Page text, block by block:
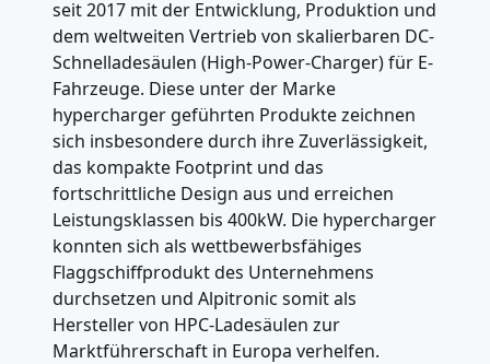
seit 2017 mit der Entwicklung, Produktion und
dem weltweiten Vertrieb von skalierbaren DC-
Schnelladesäulen (High-Power-Charger) für E-
Fahrzeuge. Diese unter der Marke
hypercharger geführten Produkte zeichnen
sich insbesondere durch ihre Zuverlässigkeit,
das kompakte Footprint und das
fortschrittliche Design aus und erreichen
Leistungsklassen bis 400kW. Die hypercharger
konnten sich als wettbewerbsfähiges
Flaggschiffprodukt des Unternehmens
durchsetzen und Alpitronic somit als
Hersteller von HPC-Ladesäulen zur
Marktführerschaft in Europa verhelfen.